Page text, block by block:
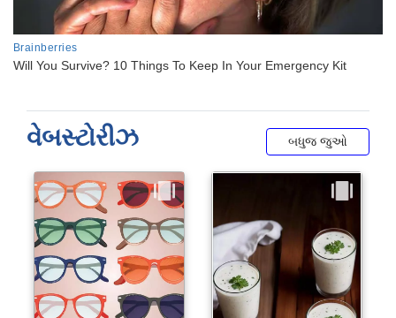
વેબસ્ટોરીઝ બધુજ જુઓ